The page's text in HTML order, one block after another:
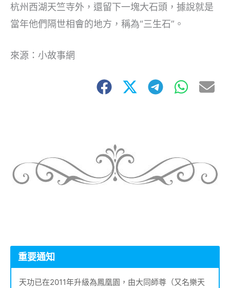
杭州西湖天竺寺外，還留下一塊大石頭，據說就是
當年他們隔世相會的地方，稱為“三生石”。
來源：小故事網
重要通知
天功已在2011年升級為鳳凰園，由大同師尊（又名樂天